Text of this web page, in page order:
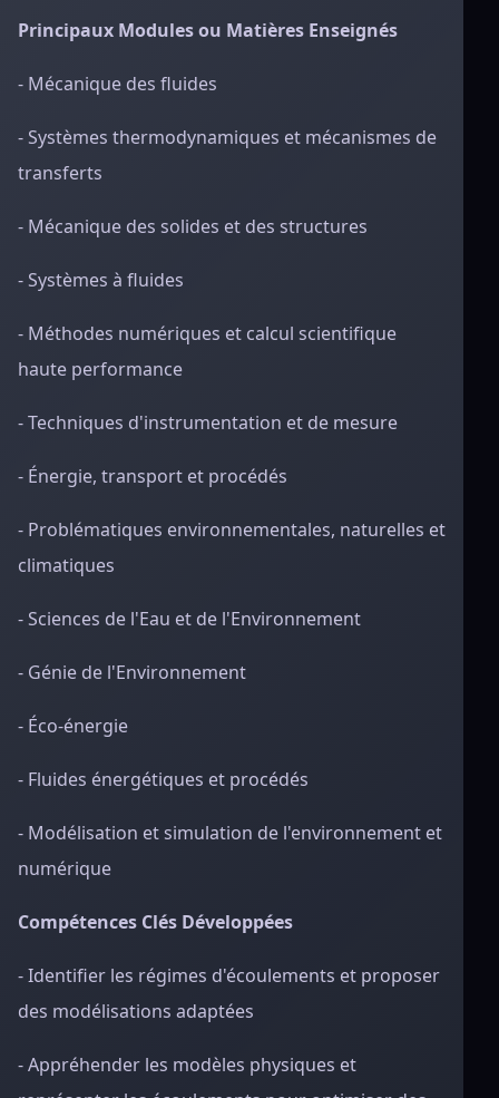
Principaux Modules ou Matières Enseignés
- Mécanique des fluides
- Systèmes thermodynamiques et mécanismes de
transferts
- Mécanique des solides et des structures
- Systèmes à fluides
- Méthodes numériques et calcul scientifique
haute performance
- Techniques d'instrumentation et de mesure
- Énergie, transport et procédés
- Problématiques environnementales, naturelles et
climatiques
- Sciences de l'Eau et de l'Environnement
- Génie de l'Environnement
- Éco-énergie
- Fluides énergétiques et procédés
- Modélisation et simulation de l'environnement et
numérique
Compétences Clés Développées
- Identifier les régimes d'écoulements et proposer
des modélisations adaptées
- Appréhender les modèles physiques et